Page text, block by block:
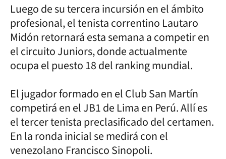
Luego de su tercera incursión en el ámbito
profesional, el tenista correntino Lautaro
Midón retornará esta semana a competir en
el circuito Juniors, donde actualmente
ocupa el puesto 18 del ranking mundial.
El jugador formado en el Club San Martín
competirá en el JB1 de Lima en Perú. Allí es
el tercer tenista preclasificado del certamen.
En la ronda inicial se medirá con el
venezolano Francisco Sinopoli.